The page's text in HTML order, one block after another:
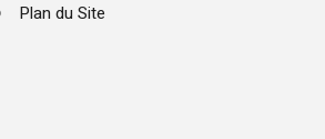
Plan du Site